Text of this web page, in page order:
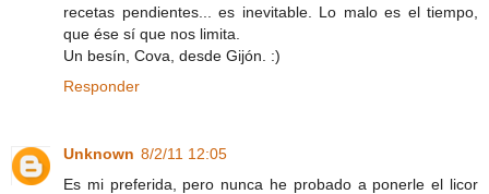
recetas pendientes... es inevitable. Lo malo es el tiempo,
que ése sí que nos limita.
Un besín, Cova, desde Gijón. :)
Responder
Unknown 8/2/11 12:05
Es mi preferida, pero nunca he probado a ponerle el licor